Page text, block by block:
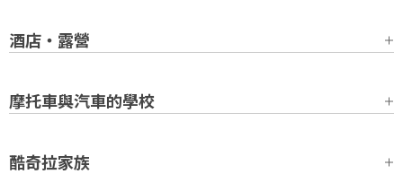
酒店・露營
摩托車與汽車的學校
酷奇拉家族